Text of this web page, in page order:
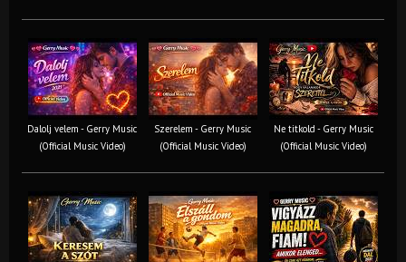
Dalolj velem - Gerry Music
(Official Music Video)
Szerelem - Gerry Music
(Official Music Video)
Ne titkold - Gerry Music
(Official Music Video)